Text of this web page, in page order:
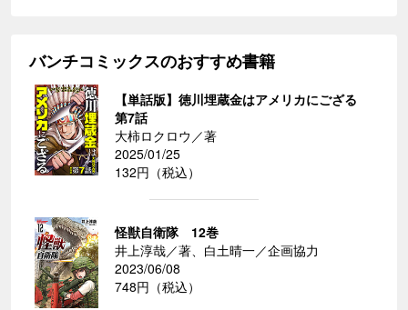
バンチコミックスのおすすめ書籍
【単話版】徳川埋蔵金はアメリカにござる
第7話
大柿ロクロウ／著
2025/01/25
132円（税込）
怪獣自衛隊 12巻
井上淳哉／著、白土晴一／企画協力
2023/06/08
748円（税込）